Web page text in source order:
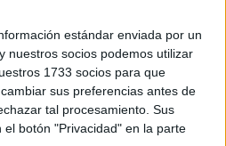
estándar enviada por un
nuestros socios podemos utilizar
1733 socios para que
sus preferencias antes de
tal procesamiento. Sus
botón "Privacidad" en la parte